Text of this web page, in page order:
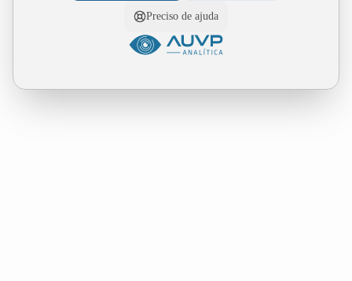
Preciso de ajuda